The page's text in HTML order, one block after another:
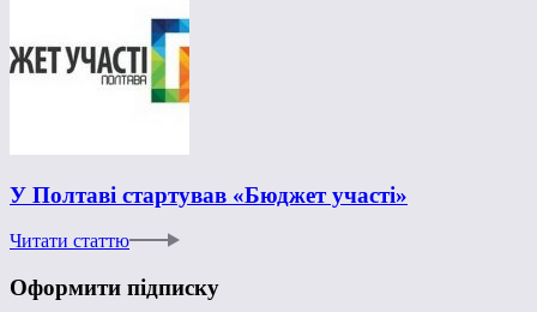
У Полтаві стартував «Бюджет участі»
Читати статтю
Оформити підписку